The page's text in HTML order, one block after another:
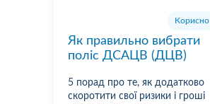
Корисно
Як правильно вибрати
поліс ДСАЦВ (ДЦВ)
5 порад про те, як додатково
скоротити свої ризики і гроші